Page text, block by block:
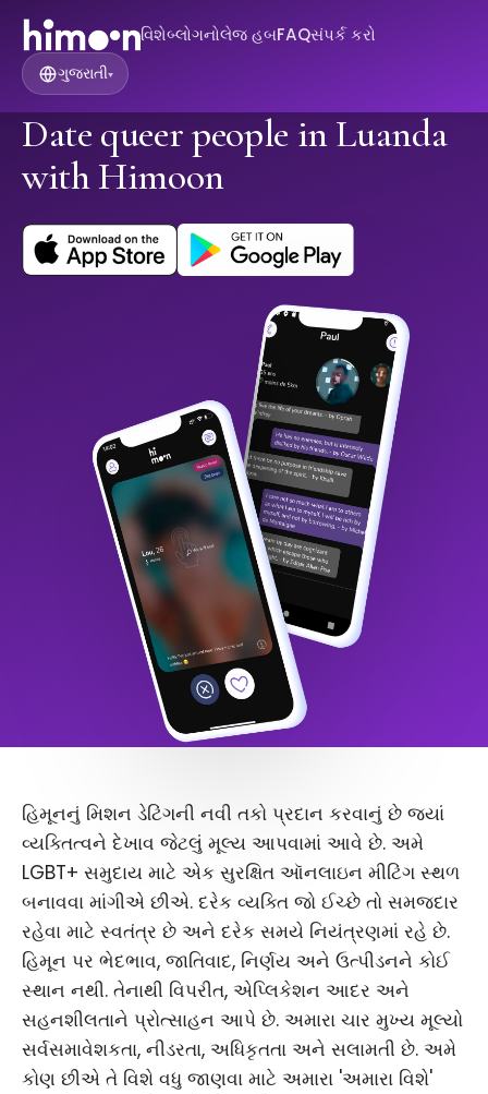
વિશેબ્લોગનોલેજ હબFAQસંપર્ક કરો
ગુજરાતી▾
Date queer people in Luanda
with Himoon
હિમૂનનું મિશન ડેટિંગની નવી તકો પ્રદાન કરવાનું છે જ્યાં
વ્યક્તિત્વને દેખાવ જેટલું મૂલ્ય આપવામાં આવે છે. અમે
LGBT+ સમુદાય માટે એક સુરક્ષિત ઑનલાઇન મીટિંગ સ્થળ
બનાવવા માંગીએ છીએ. દરેક વ્યક્તિ જો ઈચ્છે તો સમજદાર
રહેવા માટે સ્વતંત્ર છે અને દરેક સમયે નિયંત્રણમાં રહે છે.
હિમૂન પર ભેદભાવ, જાતિવાદ, નિર્ણય અને ઉત્પીડનને કોઈ
સ્થાન નથી. તેનાથી વિપરીત, એપ્લિકેશન આદર અને
સહનશીલતાને પ્રોત્સાહન આપે છે. અમારા ચાર મુખ્ય મૂલ્યો
સર્વસમાવેશકતા, નીડરતા, અધિકૃતતા અને સલામતી છે. અમે
કોણ છીએ તે વિશે વધુ જાણવા માટે અમારા 'અમારા વિશે'